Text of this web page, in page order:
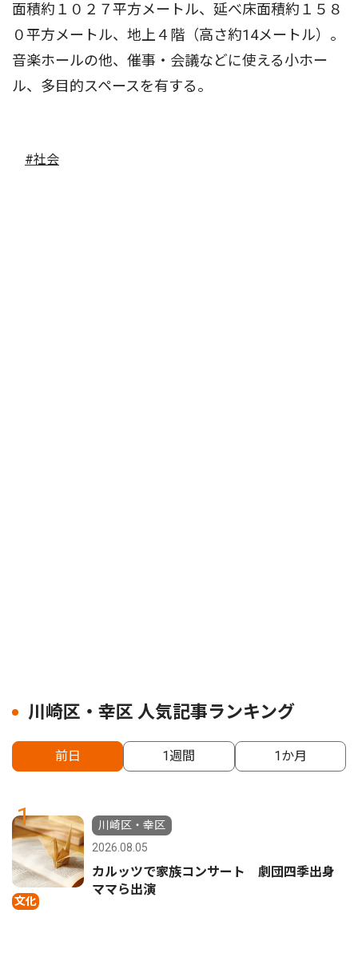
面積約１０２７平方メートル、延べ床面積約１５８
０平方メートル、地上４階（高さ約14メートル）。
音楽ホールの他、催事・会議などに使える小ホー
ル、多目的スペースを有する。
#社会
川崎区・幸区 人気記事ランキング
前日 1週間 1か月
1
文化
川崎区・幸区
2026.08.05
カルッツで家族コンサート 劇団四季出身
ママら出演